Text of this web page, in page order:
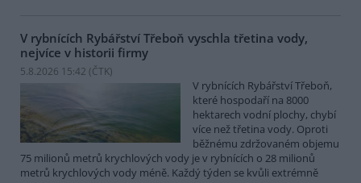
V rybnících Rybářství Třeboň vyschla třetina vody,
nejvíce v historii firmy
5.8.2026 15:42 (ČTK)
V rybnících Rybářství Třeboň,
které hospodaří na 8000
hektarech vodní plochy, chybí
více než třetina vody. Oproti
běžnému zdržovaném objemu
75 milionů metrů krychlových vody je v rybnících o 28 milionů
metrů krychlových vody méně. Každý týden se kvůli extrémně